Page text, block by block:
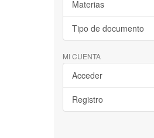
Materias
Tipo de documento
MI CUENTA
Acceder
Registro